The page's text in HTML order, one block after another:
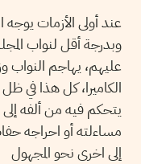
عند أولى الأزمات يوجه
وبدرجة أقل لنواب
عليهم، يهاجم
الكاميرا، كل هذا في
يتحكم فيه من ألفه إلى
مساءلته أو احراجه
إلى اخرى نحو المجهول